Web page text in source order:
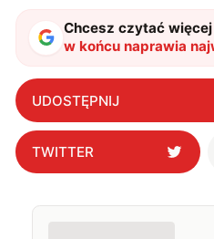
Chcesz czytać
w końcu naprawia
Foldów, ale płaci za
UDOSTĘPNIJ
TWITTER